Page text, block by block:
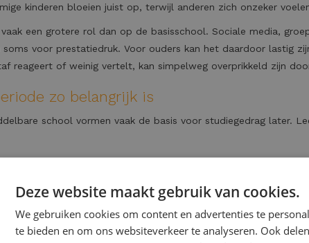
kinderen bloeien juist op, terwijl anderen zich onzeker
een grotere rol dan op de basisschool. Sociale media,
voor prestatiedruk. Voor ouders kan het daardoor lastig
reageert of weinig vertelt, kan simpelweg overprikkeld zijn
zo belangrijk is
school vormen vaak de basis voor studiegedrag later.
Deze website maakt gebruik van cookies.
We gebruiken cookies om content en advertenties te
te bieden en om ons websiteverkeer te analyseren. Ook